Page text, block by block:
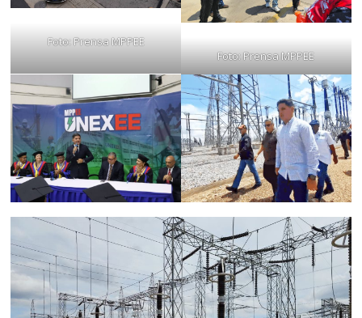
Foto: Prensa MPPEE
Foto: Prensa MPPEE